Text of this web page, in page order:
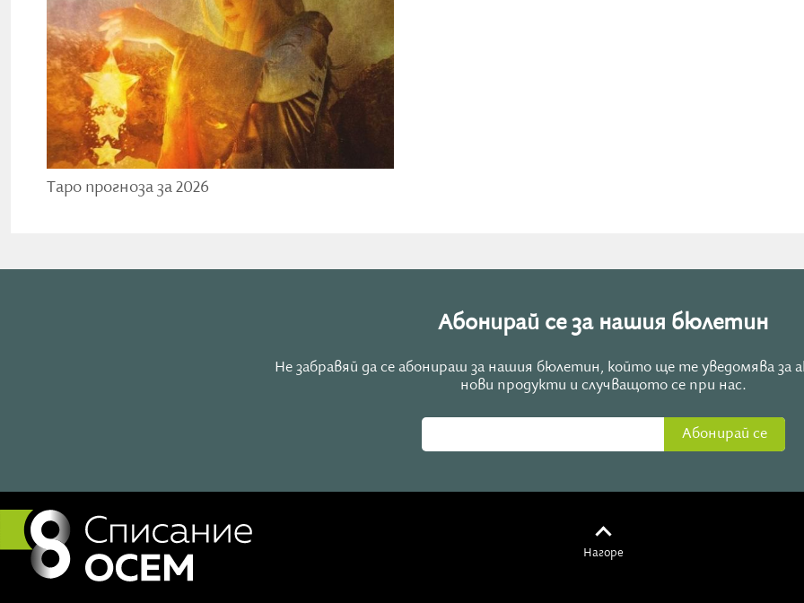
значима връзка с някого, с когото се познаваме от предишни животи и имаме нещо за довършване. Може
ни вдъхнови, така и да натисне болезнени бутони, защото за да допуснем някого близо до себе си, се налага да
свалим защитите си. Във връзките си сме отразени като в огледало, в което виждаме части от себе си, до
нямаме достъп, когато сме сами.
Седмицата 1-7 юни
Тази седмица започва леко и оптимистично, но с напредването й се появява напрежение и уикендът е
предизвикателен. Присъства една карта от Голямата Аркана, която поставя отношенията и обменът между
хората на преден план. Преобладаващи бои са Земята (материализация) и Огънят (напрежение) с по двама
Таро прогноза за 2026
Абонирай се за нашия бюлетин
Не забравяй да се абонираш за нашия бюлетин, който ще те уведомява за
нови продукти и случващото се при нас.
Абонирай се
Нагоре